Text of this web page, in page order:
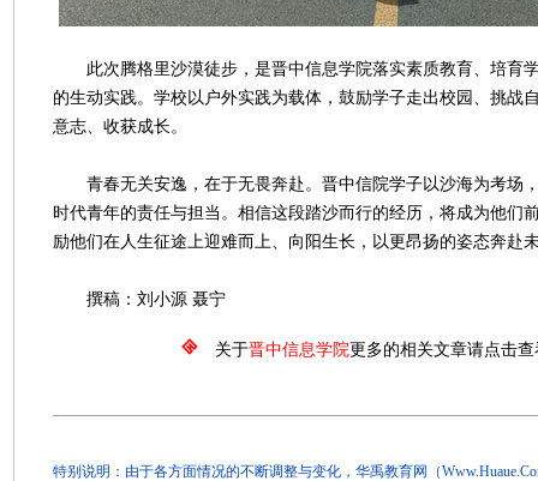
此次腾格里沙漠徒步，是晋中信息学院落实素质教育、培育
的生动实践。学校以户外实践为载体，鼓励学子走出校园、挑战
意志、收获成长。
青春无关安逸，在于无畏奔赴。晋中信院学子以沙海为考场
时代青年的责任与担当。相信这段踏沙而行的经历，将成为他们
励他们在人生征途上迎难而上、向阳生长，以更昂扬的姿态奔赴
撰稿：刘小源 聂宁
关于晋中信息学院更多的相关文章请点击查
特别说明：由于各方面情况的不断调整与变化，华禹教育网（